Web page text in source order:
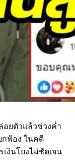
ยตัวแล้วช่วงค่ำ
กฟ้อง ในคดี
งินโยงไม่ชัดเจน